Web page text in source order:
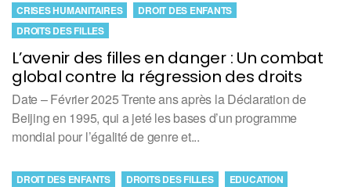
L’avenir des filles en danger : Un combat
global contre la régression des droits
CRISES HUMANITAIRES
DROIT DES ENFANTS
DROITS DES FILLES
Date – Février 2025 Trente ans après la Déclaration de
Beijing en 1995, qui a jeté les bases d’un programme
mondial pour l’égalité de genre et...
DROIT DES ENFANTS DROITS DES FILLES EDUCATION